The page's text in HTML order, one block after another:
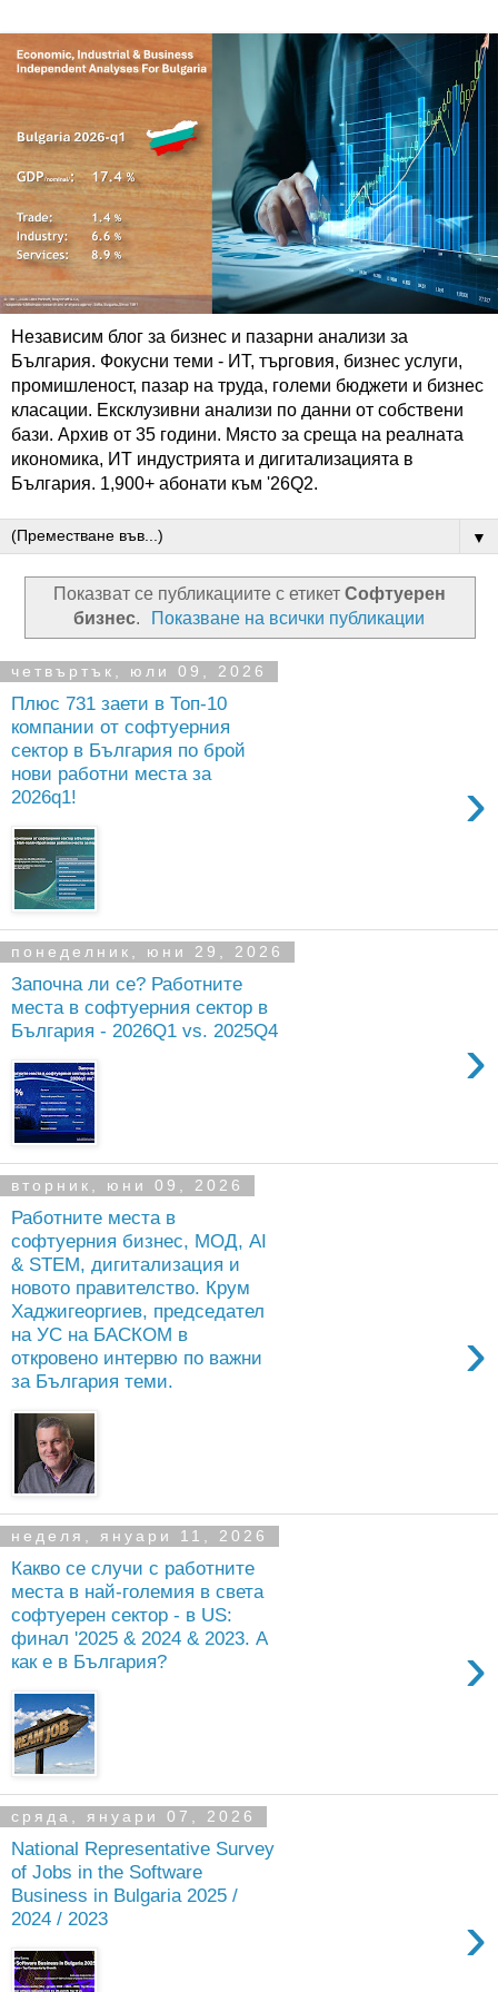
Независим блог за бизнес и пазарни анализи за
България. Фокусни теми - ИТ, търговия, бизнес услуги,
промишленост, пазар на труда, големи бюджети и бизнес
класации. Ексклузивни анализи по данни от собствени
бази. Архив от 35 години. Място за среща на реалната
икономика, ИТ индустрията и дигитализацията в
България. 1,900+ абонати към '26Q2.
▼
Показват се публикациите с етикет Софтуерен
бизнес. Показване на всички публикации
четвъртък, юли 09, 2026
Плюс 731 заети в Топ-10
компании от софтуерния
сектор в България по брой
нови работни места за
2026q1!
›
понеделник, юни 29, 2026
Започна ли се? Работните
места в софтуерния сектор в
България - 2026Q1 vs. 2025Q4
›
вторник, юни 09, 2026
Работните места в
софтуерния бизнес, МОД, AI
& STEM, дигитализация и
новото правителство. Крум
Хаджигеоргиев, председател
на УС на БАСКОМ в
откровено интервю по важни
за България теми.
›
неделя, януари 11, 2026
Какво се случи с работните
места в най-големия в света
софтуерен сектор - в US:
финал '2025 & 2024 & 2023. А
как е в България?
›
сряда, януари 07, 2026
National Representative Survey
of Jobs in the Software
Business in Bulgaria 2025 /
2024 / 2023
›